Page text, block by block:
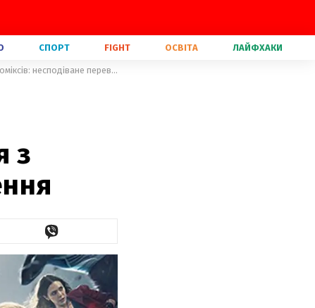
СПОРТ FIGHT ОСВІТА ЛАЙФХАКИ
Як би виглядали герої фільму "Месники", перейнявши вбрання з коміксів: несподіване перевтілення
з